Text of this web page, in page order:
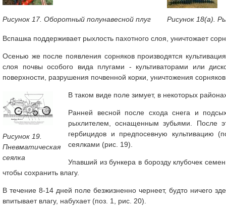
Рисунок 17. Оборотный полунавесной плуг Рисунок 18(a).
Вспашка поддерживает рыхлость пахотного слоя, уничтожает
Осенью же после появления сорняков производятся
слоя почвы особого вида плугами - культиваторами или
поверхности, разрушения почвенной корки, уничтожения
Рисунок 19.
Пневматическая
сеялка
В таком виде поле зимует, в некоторых
Ранней весной после схода снега и
рыхлителем, оснащенным зубьями. После
гербицидов и предпосевную культивацию
сеялками (рис. 19).
Упавший из бункера в борозду клубочек
чтобы сохранить влагу.
В течение 8-14 дней поле безжизненно чернеет, будто ничего
впитывает влагу, набухает (поз. 1, рис. 20).